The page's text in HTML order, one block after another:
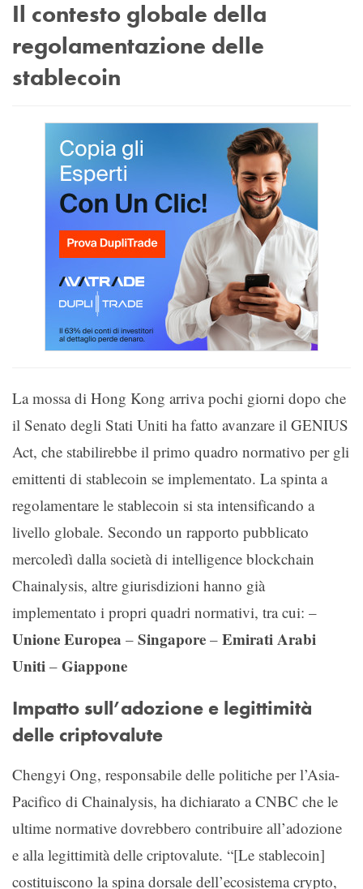
Il contesto globale della
regolamentazione delle
stablecoin
La mossa di Hong Kong arriva pochi giorni dopo che
il Senato degli Stati Uniti ha fatto avanzare il GENIUS
Act, che stabilirebbe il primo quadro normativo per gli
emittenti di stablecoin se implementato. La spinta a
regolamentare le stablecoin si sta intensificando a
livello globale. Secondo un rapporto pubblicato
mercoledì dalla società di intelligence blockchain
Chainalysis, altre giurisdizioni hanno già
implementato i propri quadri normativi, tra cui: –
Unione Europea – Singapore – Emirati Arabi
Uniti – Giappone
Impatto sull’adozione e legittimità
delle criptovalute
Chengyi Ong, responsabile delle politiche per l’Asia-
Pacifico di Chainalysis, ha dichiarato a CNBC che le
ultime normative dovrebbero contribuire all’adozione
e alla legittimità delle criptovalute. “[Le stablecoin]
costituiscono la spina dorsale dell’ecosistema crypto,